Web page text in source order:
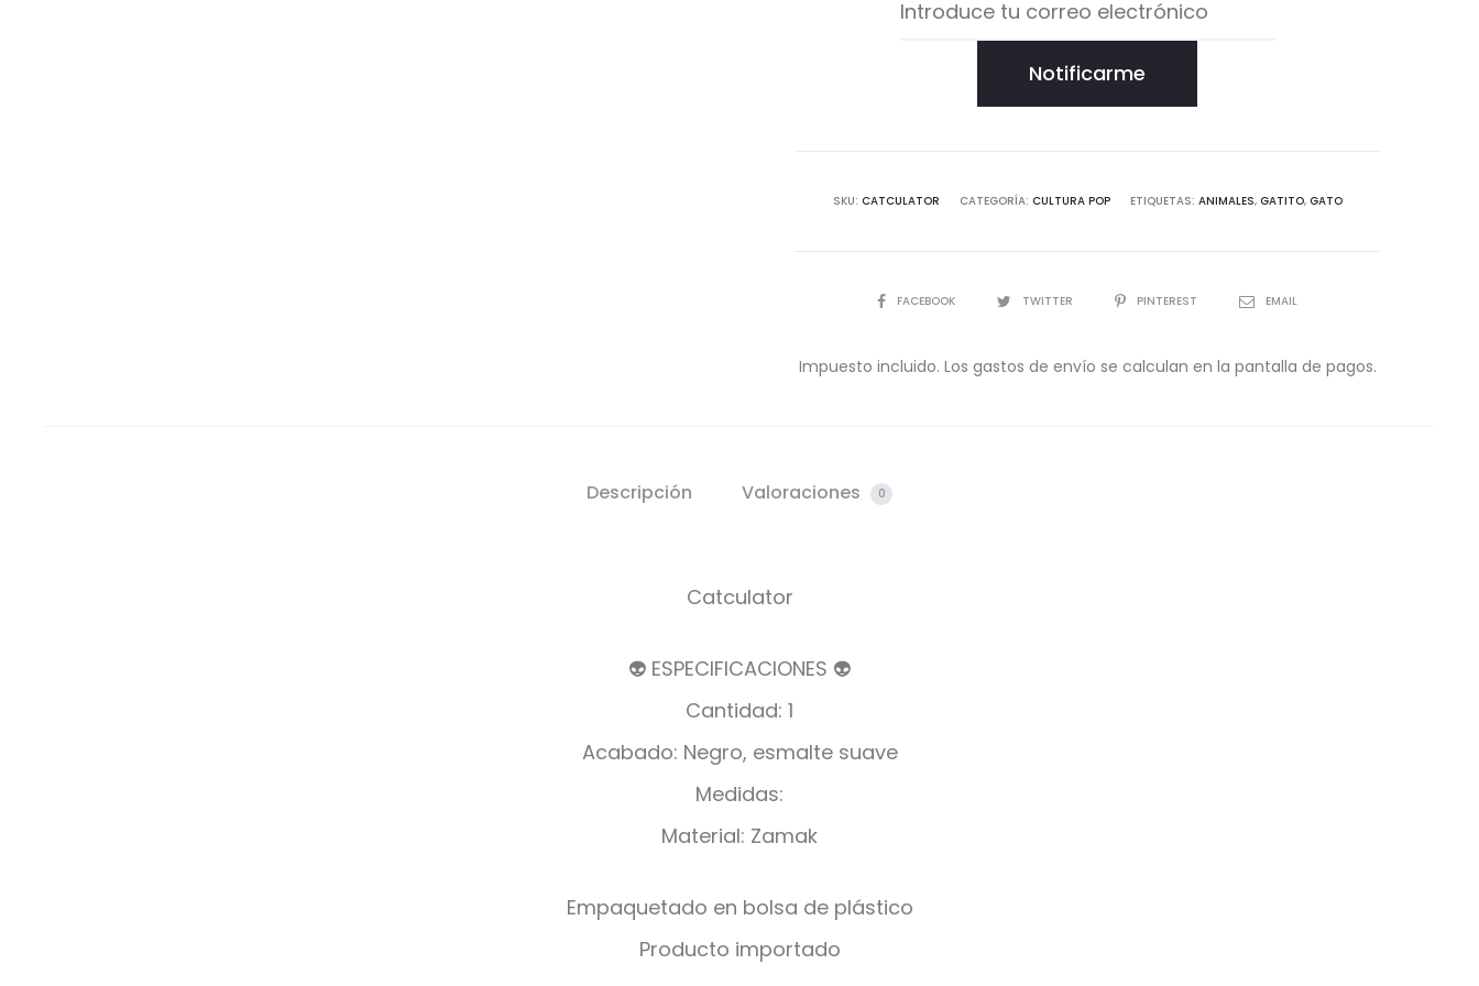
Notificarme
SKU: CATCULATOR CATEGORÍA: CULTURA POP ETIQUETAS: ANIMALES, GATITO, GATO
COMPARTIR
FACEBOOK TWITTER PINTEREST EMAIL
Impuesto incluido. Los gastos de envío se calculan en la pantalla de pagos.
Descripción Valoraciones 0
Catculator
👽 ESPECIFICACIONES 👽
Cantidad: 1
Acabado: Negro, esmalte suave
Medidas:
Material: Zamak
Empaquetado en bolsa de plástico
Producto importado